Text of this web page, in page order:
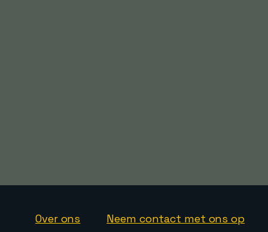
Over ons Neem contact met ons op